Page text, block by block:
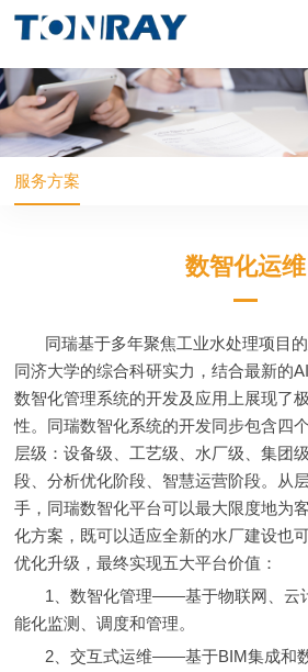
服务方案
数智化运维
同瑞基于多年聚焦工业水处理项目
同济大学的综合科研实力，结合最新的
数智化管理系统的开发及应用上展现了
性。同瑞数智化系统的开发同步包含四
层级：设备级、工艺级、水厂级、集团
段、分析优化阶段、智慧运营阶段。从
手，同瑞数智化平台可以最大限度地为
化方案，既可以适应全新的水厂建设也
优化升级，最终实现五大平台价值：
1、数智化管理——基于物联网、云
能化监测、调度和管理。
2、交互式运维——基于BIM集成和